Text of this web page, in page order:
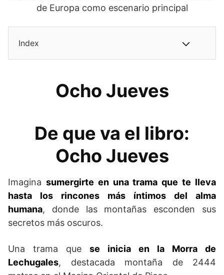
de Europa como escenario principal
Index
Ocho Jueves
De que va el libro:
Ocho Jueves
Imagina sumergirte en una trama que te lleva
hasta los rincones más íntimos del alma
humana, donde las montañas esconden sus
secretos más oscuros.
Una trama que se inicia en la Morra de
Lechugales, destacada montaña de 2444